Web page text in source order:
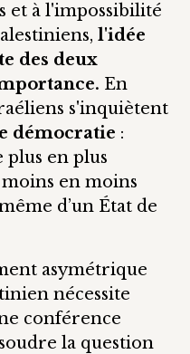
et à l'impossibilité
l'idée
des deux
En
s'inquiètent
démocratie :
plus en plus
en moins
d’un État de
asymétrique
nécessite
conférence
la question